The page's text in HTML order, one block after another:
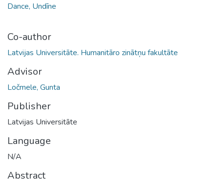
Dance, Undīne
Co-author
Latvijas Universitāte. Humanitāro zinātņu fakultāte
Advisor
Ločmele, Gunta
Publisher
Latvijas Universitāte
Language
N/A
Abstract